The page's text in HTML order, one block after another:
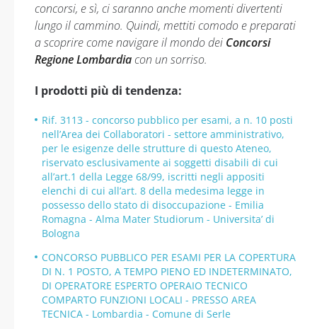
concorsi, e sì, ci saranno anche momenti divertenti
lungo il cammino. Quindi, mettiti comodo e preparati
a scoprire come navigare il mondo dei Concorsi
Regione Lombardiacon un sorriso.
I prodotti più di tendenza:
Rif. 3113 - concorso pubblico per esami, a n. 10 posti
nell’Area dei Collaboratori - settore amministrativo,
per le esigenze delle strutture di questo Ateneo,
riservato esclusivamente ai soggetti disabili di cui
all’art.1 della Legge 68/99, iscritti negli appositi
elenchi di cui all’art. 8 della medesima legge in
possesso dello stato di disoccupazione - Emilia
Romagna - Alma Mater Studiorum - Universita’ di
Bologna
CONCORSO PUBBLICO PER ESAMI PER LA COPERTURA
DI N. 1 POSTO, A TEMPO PIENO ED INDETERMINATO,
DI OPERATORE ESPERTO OPERAIO TECNICO
COMPARTO FUNZIONI LOCALI - PRESSO AREA
TECNICA - Lombardia - Comune di Serle